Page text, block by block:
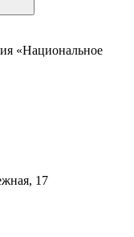
«Национальное
17